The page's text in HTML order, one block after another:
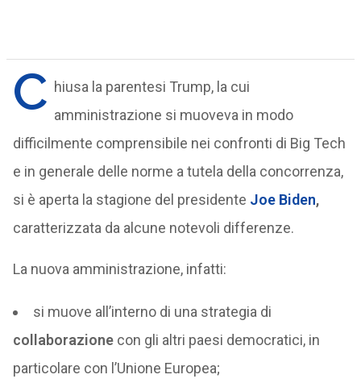
C hiusa la parentesi Trump, la cui
amministrazione si muoveva in modo
difficilmente comprensibile nei confronti di Big Tech
e in generale delle norme a tutela della concorrenza,
si è aperta la stagione del presidente Joe Biden,
caratterizzata da alcune notevoli differenze.
La nuova amministrazione, infatti:
si muove all’interno di una strategia di
collaborazionecon gli altri paesi democratici, in
particolare con l’Unione Europea;